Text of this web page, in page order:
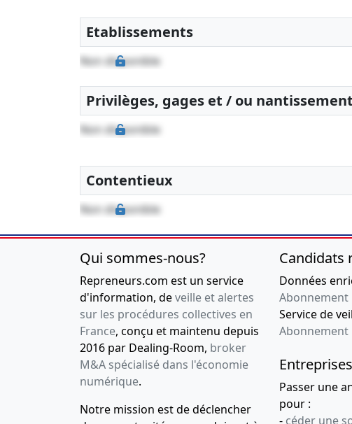
Etablissements
Non disponible
Privilèges, gages et / ou
Non disponible
Contentieux
Non disponible
Qui sommes-nous?
Repreneurs.com est un service
d'information, deveille et alertes
sur les procédures collectives en
France, conçu et maintenu depuis
2016 par Dealing-Room, broker
M&A spécialisé dans l'économie
numérique.
Notre mission est de déclencher
Candidats
Données
Abonnement
Service de
Abonnement
Passer une
pour :
- céder une